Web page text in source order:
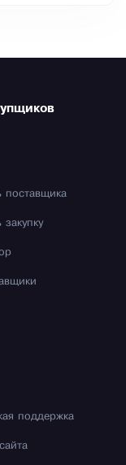
поставщика
поддержка